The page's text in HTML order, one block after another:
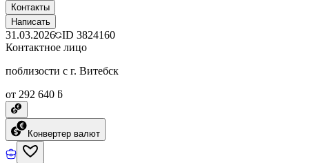
Контакты
Написать
31.03.2026 ID 3824160
Контактное лицо
поблизости с г. Витебск
от 292 640 ƃ
Конвертер валют